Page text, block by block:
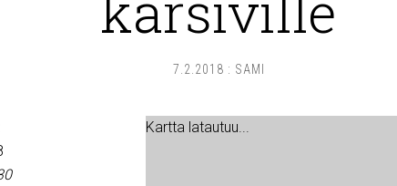
7.2.2018 : SAMI
Kartta latautuu...